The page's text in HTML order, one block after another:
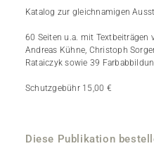
Katalog zur gleichnamigen
60 Seiten u.a. mit Textbeiträgen
Andreas Kühne, Christoph
Rataiczyk sowie 39
Schutzgebühr 15,00 €
Diese Publikation